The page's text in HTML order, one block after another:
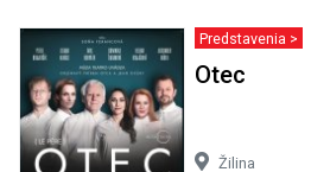
Predstavenia >
Otec
Žilina